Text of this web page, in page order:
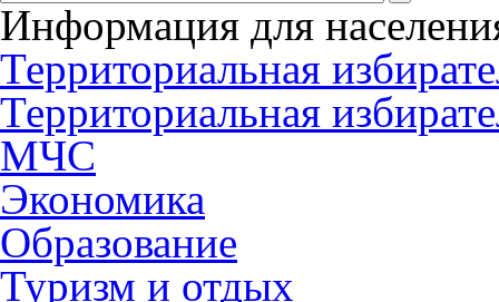
Информация для
Территориальная
Территориальная
МЧС
Экономика
Образование
Туризм и отдых